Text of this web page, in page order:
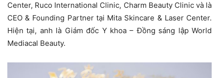
Center, Ruco International Clinic, Charm Beauty Clinic và là
CEO & Founding Partner tại Mita Skincare & Laser Center.
Hiện tại, anh là Giám đốc Y khoa – Đồng sáng lập World
Mediacal Beauty.